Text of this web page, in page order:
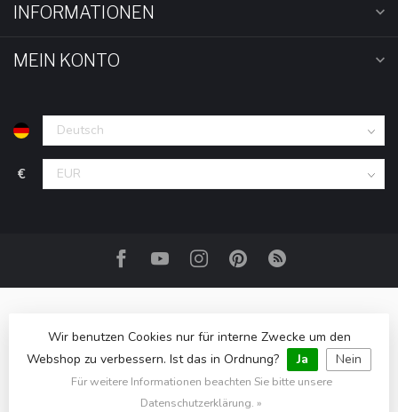
INFORMATIONEN
MEIN KONTO
€
© Copyright 2026 HOM-Shop.com
Wir benutzen Cookies nur für interne Zwecke um den
Webshop zu verbessern. Ist das in Ordnung?
Ja Nein
Für weitere Informationen beachten Sie bitte unsere
Datenschutzerklärung. »